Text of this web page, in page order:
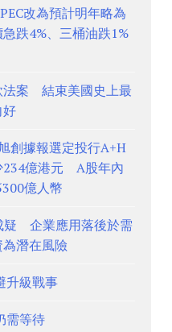
改為預計明年略為
跌4%、三桶油跌1%
法案 結束美國史上最
創據報選定投行A+H
234億港元 A股年內
億人幣
疑 企業應用落後於需
潛在風險
升級戰事
需等待